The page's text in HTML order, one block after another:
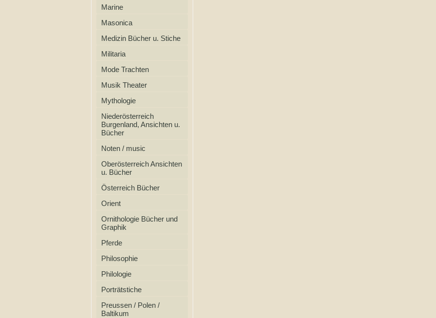
Marine
Masonica
Medizin Bücher u. Stiche
Militaria
Mode Trachten
Musik Theater
Mythologie
Niederösterreich
Burgenland, Ansichten u.
Bücher
Noten / music
Oberösterreich Ansichten
u. Bücher
Österreich Bücher
Orient
Ornithologie Bücher und
Graphik
Pferde
Philosophie
Philologie
Porträtstiche
Preussen / Polen /
Baltikum